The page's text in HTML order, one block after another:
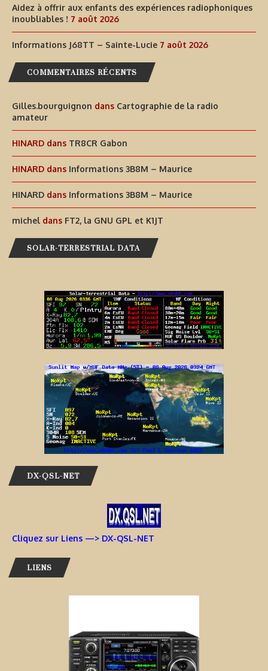
Aidez à offrir aux enfants des expériences radiophoniques
inoubliables ! 7 août 2026
Informations J68TT – Sainte-Lucie 7 août 2026
COMMENTAIRES RÉCENTS
Gilles.bourguignon dans Cartographie de la radio
amateur
HINARD dans TR8CR Gabon
HINARD dans Informations 3B8M – Maurice
HINARD dans Informations 3B8M – Maurice
michel dans FT2, la GNU GPL et K1JT
SOLAR-TERRESTRIAL DATA
DX-QSL-NET
Cliquez sur Liens —> DX-QSL-NET
LIENS